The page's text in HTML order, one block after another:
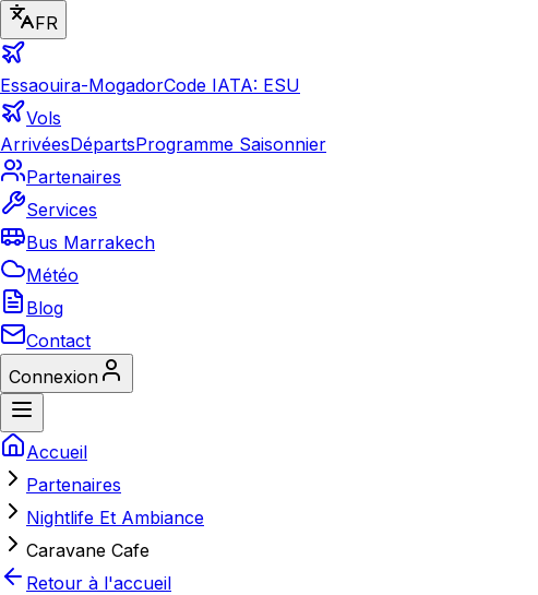
FR
Essaouira-MogadorCode IATA: ESU
Vols
ArrivéesDépartsProgramme Saisonnier
Partenaires
Services
Bus Marrakech
Météo
Blog
Contact
Connexion
Accueil
Partenaires
Nightlife Et Ambiance
Caravane Cafe
Retour à l'accueil